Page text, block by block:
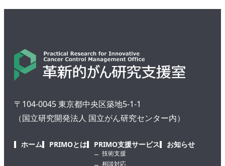
〒104-0045 東京都中央区築地5-1-1
（国立研究開発法人 国立がん研究センター内）
ホーム PRIMOとは PRIMO支援サービス
技術支援
相談対応
お知らせ